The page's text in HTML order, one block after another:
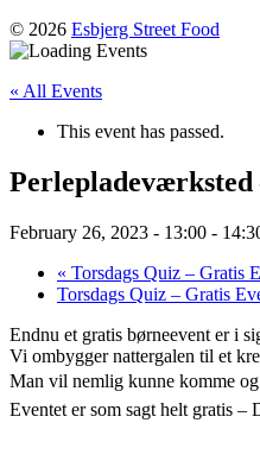
© 2026 Esbjerg Street Food
« All Events
This event has passed.
Perlepladeværksted
February 26, 2023 - 13:00 -
« Torsdags Quiz – Gratis
Torsdags Quiz – Gratis
Endnu et gratis børneevent er i
Vi ombygger nattergalen til et
Man vil nemlig kunne komme
Eventet er som sagt helt gratis